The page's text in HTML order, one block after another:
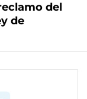
del
de